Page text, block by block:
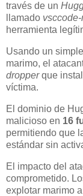
través de un
llamado
herramienta
Usando un
marimo, el
dropperque
víctima.
El dominio de
malicioso en 16
permitiendo que
estándar sin
El impacto del
comprometido.
explotar marimo